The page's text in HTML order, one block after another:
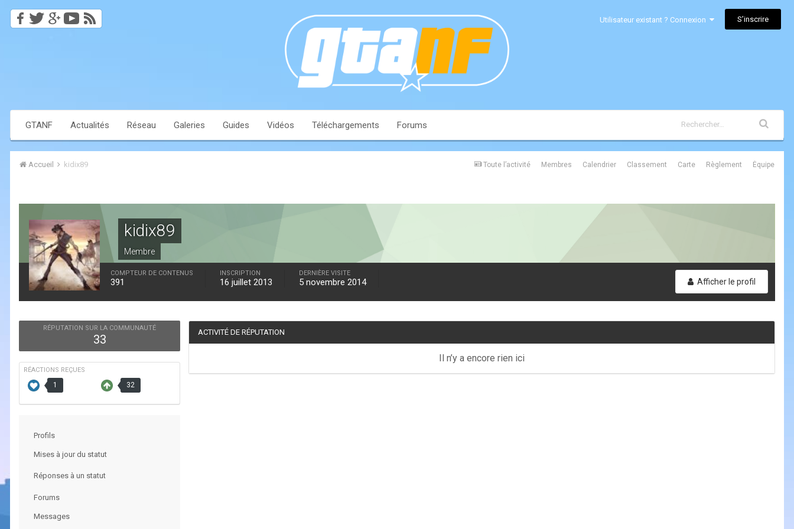
Utilisateur existant ? Connexion S’inscrire
GTANF Actualités Réseau Galeries Guides Vidéos Téléchargements Forums
Toute l’activité Membres Calendrier Classement Carte Règlement Équipe
Accueil kidix89
kidix89
Membre
Afficher le profil
COMPTEUR DE CONTENUS
391
INSCRIPTION
16 juillet 2013
DERNIÈRE VISITE
5 novembre 2014
RÉPUTATION SUR LA COMMUNAUTÉ
33
RÉACTIONS REÇUES
1 32
Profils
Mises à jour du statut
Réponses à un statut
Forums
Messages
ACTIVITÉ DE RÉPUTATION
Il n’y a encore rien ici